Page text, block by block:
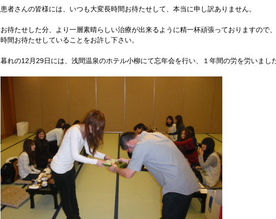
患者さんの皆様には、いつも大変長時間お待たせして、本当に申し訳ありません。
お待たせした分、より一層素晴らしい治療が出来るように精一杯頑張っておりますので
時間お待たせしていることをお許し下さい。
暮れの12月29日には、浅間温泉のホテル小柳にて忘年会を行い、１年間の労を労いました